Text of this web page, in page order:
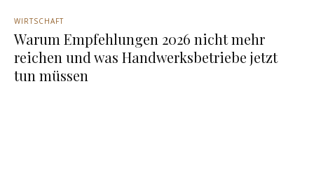
WIRTSCHAFT
Warum Empfehlungen 2026 nicht mehr
reichen und was Handwerksbetriebe jetzt
tun müssen